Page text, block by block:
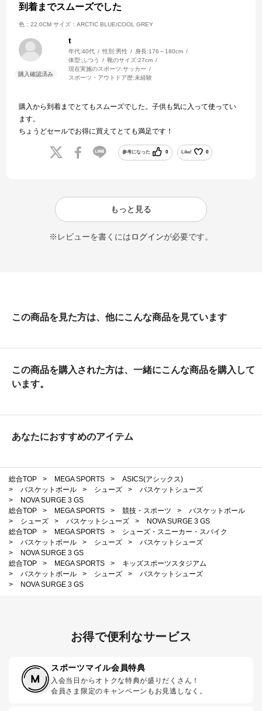
到着までスムーズでした
色：22.0CM サイズ：ARCTIC BLUE/COOL GREY
t
年代:40代 性別:男性 身長:176～180cm
体型: ふつう 靴のサイズ:27cm
現在実施のスポーツ:サッカー
スポーツ・アウトドア歴:未経験
購入から到着までとてもスムーズでした。子供も気に入って使ってい
ます。
ちょうどセールでお得に買えてとても満足です！
参考になった 0 Like! 0
もっと見る
※レビューを書くにはログインが必要です。
この商品を見た方は、他にこんな商品を見ています
この商品を購入された方は、一緒にこんな商品を購入して
います。
あなたにおすすめのアイテム
総合TOP > MEGA SPORTS >
ASICS(アシックス)
>
バスケットボール > シューズ >
バスケットシューズ
>
NOVA SURGE 3 GS
総合TOP
> MEGA SPORTS > 競技・スポーツ >
バスケットボール
>
シューズ > バスケットシューズ >
NOVA SURGE 3 GS
総合TOP
> MEGA SPORTS >
シューズ・スニーカー・スパイク
>
バスケットボール > シューズ >
バスケットシューズ
>
NOVA SURGE 3 GS
総合TOP
> MEGA SPORTS >
キッズスポーツスタジアム
>
バスケットボール > シューズ >
バスケットシューズ
>
NOVA SURGE 3 GS
お得で便利なサービス
スポーツマイル会員特典
入会当日からオトクな特典が盛りだくさん！
会員さま限定のキャンペーンもお見逃しなく。